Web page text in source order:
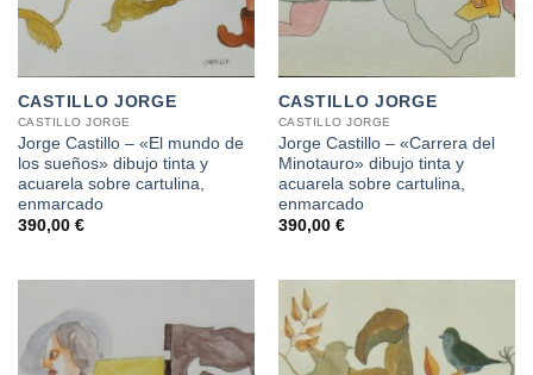
CASTILLO JORGE
CASTILLO JORGE
Jorge Castillo – «El mundo de
los sueños» dibujo tinta y
acuarela sobre cartulina,
enmarcado
390,00 €
CASTILLO JORGE
CASTILLO JORGE
Jorge Castillo – «Carrera del
Minotauro» dibujo tinta y
acuarela sobre cartulina,
enmarcado
390,00 €